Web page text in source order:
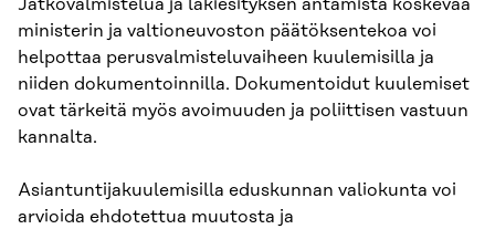
Jatkovalmistelua ja lakiesityksen antamista koskevaa
ministerin ja valtioneuvoston päätöksentekoa voi
helpottaa perusvalmisteluvaiheen kuulemisilla ja
niiden dokumentoinnilla. Dokumentoidut kuulemiset
ovat tärkeitä myös avoimuuden ja poliittisen vastuun
kannalta.
Asiantuntijakuulemisilla eduskunnan valiokunta voi
arvioida ehdotettua muutosta ja